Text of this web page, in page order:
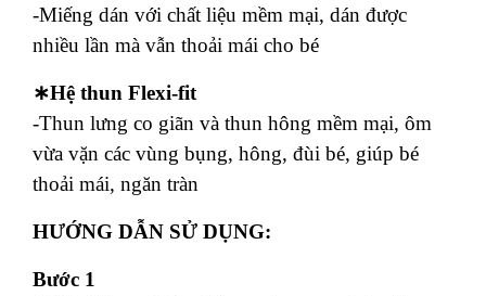
-Miếng dán với chất liệu mềm mại, dán được
nhiều lần mà vẫn thoải mái cho bé
∗Hệ thun Flexi-fit
-Thun lưng co giãn và thun hông mềm mại, ôm
vừa vặn các vùng bụng, hông, đùi bé, giúp bé
thoải mái, ngăn tràn
HƯỚNG DẪN SỬ DỤNG:
Bước 1